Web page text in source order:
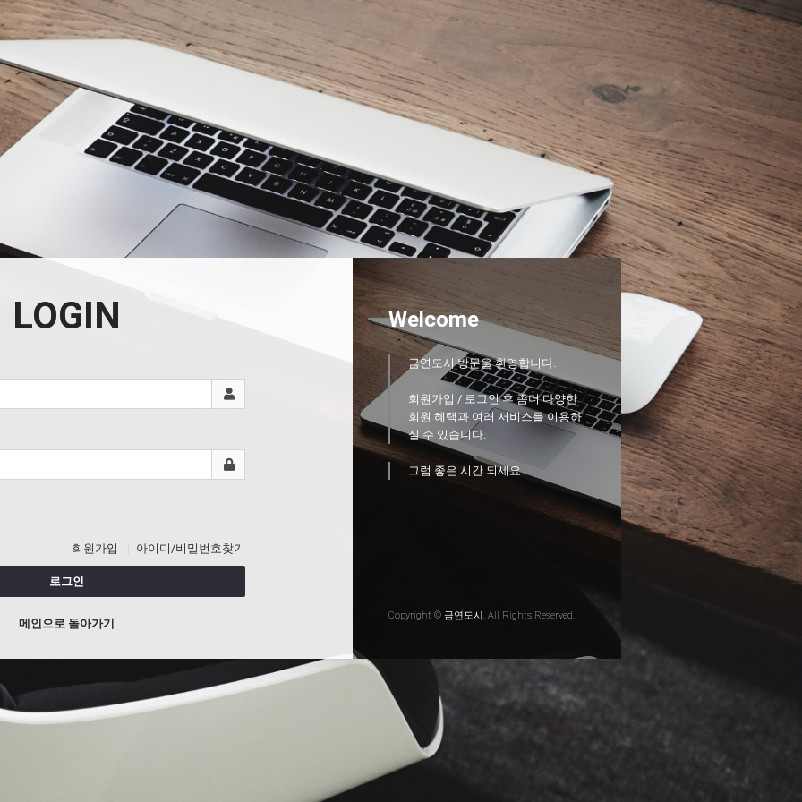
LOGIN
회원가입 아이디/비밀번호찾기
로그인
메인으로 돌아가기
Welcome
금연도시 방문을 환영합니다.
회원가입 / 로그인 후 좀더 다양한
회원 혜택과 여러 서비스를 이용하
실 수 있습니다.
그럼 좋은 시간 되세요.
Copyright © 금연도시. All Rights Reserved.